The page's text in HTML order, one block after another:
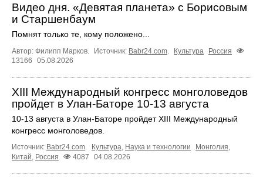
Видео дня. «Девятая планета» с Борисовым
и Старшенбаум
Помнят только те, кому положено...
Автор: Филипп Марков. Источник: Babr24.com Культура
Россия
13166
05.08.2026
XIII Международный конгресс монголоведов
пройдет в Улан-Баторе 10-13 августа
10-13 августа в Улан-Баторе пройдет XIII Международный
конгресс монголоведов.
Источник: Babr24.com Культура Наука и технологии Монголия
Китай, Россия 4087 04.08.2026